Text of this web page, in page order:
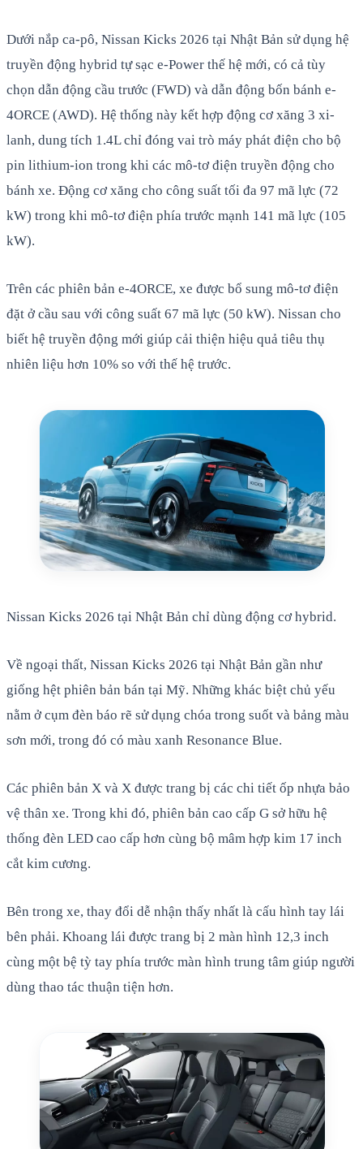
Dưới nắp ca-pô, Nissan Kicks 2026 tại Nhật Bản sử dụng hệ
truyền động hybrid tự sạc e-Power thế hệ mới, có cả tùy
chọn dẫn động cầu trước (FWD) và dẫn động bốn bánh e-
4ORCE (AWD). Hệ thống này kết hợp động cơ xăng 3 xi-
lanh, dung tích 1.4L chỉ đóng vai trò máy phát điện cho bộ
pin lithium-ion trong khi các mô-tơ điện truyền động cho
bánh xe. Động cơ xăng cho công suất tối đa 97 mã lực (72
kW) trong khi mô-tơ điện phía trước mạnh 141 mã lực (105
kW).
Trên các phiên bản e-4ORCE, xe được bổ sung mô-tơ điện
đặt ở cầu sau với công suất 67 mã lực (50 kW). Nissan cho
biết hệ truyền động mới giúp cải thiện hiệu quả tiêu thụ
nhiên liệu hơn 10% so với thế hệ trước.
Nissan Kicks 2026 tại Nhật Bản chỉ dùng động cơ hybrid.
Về ngoại thất, Nissan Kicks 2026 tại Nhật Bản gần như
giống hệt phiên bản bán tại Mỹ. Những khác biệt chủ yếu
nằm ở cụm đèn báo rẽ sử dụng chóa trong suốt và bảng màu
sơn mới, trong đó có màu xanh Resonance Blue.
Các phiên bản X và X được trang bị các chi tiết ốp nhựa bảo
vệ thân xe. Trong khi đó, phiên bản cao cấp G sở hữu hệ
thống đèn LED cao cấp hơn cùng bộ mâm hợp kim 17 inch
cắt kim cương.
Bên trong xe, thay đổi dễ nhận thấy nhất là cấu hình tay lái
bên phải. Khoang lái được trang bị 2 màn hình 12,3 inch
cùng một bệ tỳ tay phía trước màn hình trung tâm giúp người
dùng thao tác thuận tiện hơn.